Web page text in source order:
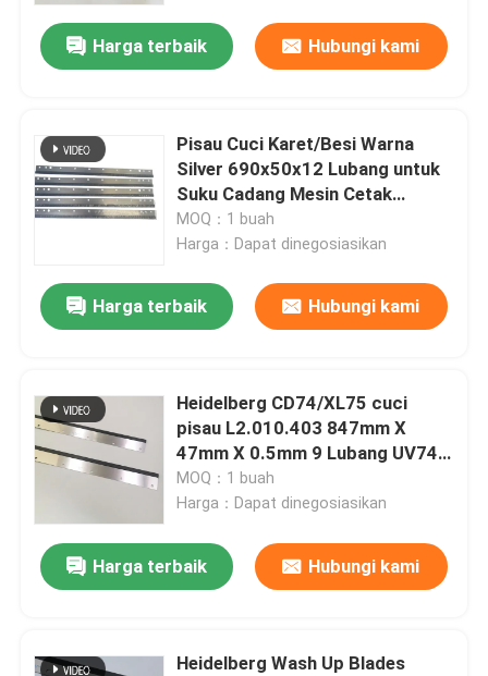
Harga terbaik Hubungi kami
Pisau Cuci Karet/Besi Warna
Silver 690x50x12 Lubang untuk
Suku Cadang Mesin Cetak
KORD64
MOQ：1 buah
Harga：Dapat dinegosiasikan
Harga terbaik Hubungi kami
Heidelberg CD74/XL75 cuci
pisau L2.010.403 847mm X
47mm X 0.5mm 9 Lubang UV74
Printing Spare Parts
MOQ：1 buah
Harga：Dapat dinegosiasikan
Harga terbaik Hubungi kami
Heidelberg Wash Up Blades